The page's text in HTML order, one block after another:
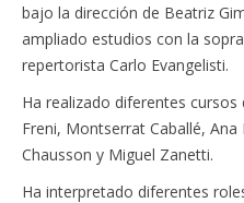
bajo la dirección de Beatriz
ampliado estudios con la
repertorista Carlo Evangelisti.
Ha realizado diferentes
Freni, Montserrat Caballé, Ana
Chausson y Miguel Zanetti.
Ha interpretado diferentes